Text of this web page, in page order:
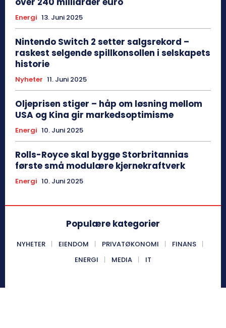
Energi 13. Juni 2025
Nintendo Switch 2 setter salgsrekord –
raskest selgende spillkonsollen i selskapets
historie
Nyheter 11. Juni 2025
Oljeprisen stiger – håp om løsning mellom
USA og Kina gir markedsoptimisme
Energi 10. Juni 2025
Rolls-Royce skal bygge Storbritannias
første små modulære kjernekraftverk
Energi 10. Juni 2025
Populære kategorier
NYHETER EIENDOM PRIVATØKONOMI
FINANS
ENERGI
MEDIA IT